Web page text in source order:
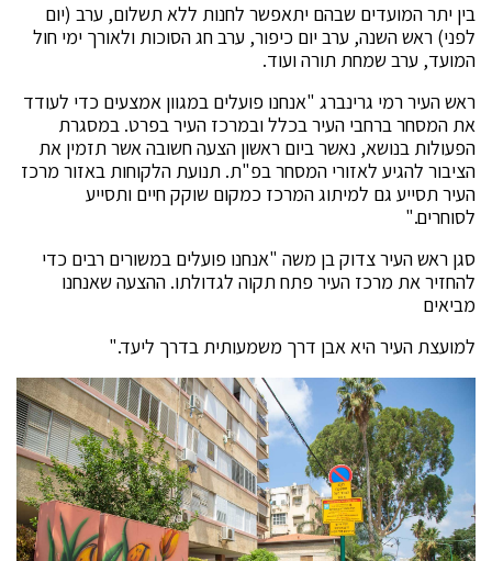
בין יתר המועדים שבהם יתאפשר לחנות ללא תשלום, ערב (יום
לפני) ראש השנה, ערב יום כיפור, ערב חג הסוכות ולאורך ימי חול
המועד, ערב שמחת תורה ועוד.
ראש העיר רמי גרינברג "אנחנו פועלים במגוון אמצעים כדי לעודד
את המסחר ברחבי העיר בכלל ובמרכז העיר בפרט. במסגרת
הפעולות בנושא, נאשר ביום ראשון הצעה חשובה אשר תזמין את
הציבור להגיע לאזורי המסחר בפ"ת. תנועת הלקוחות באזור מרכז
העיר תסייע גם למיתוג המרכז כמקום שוקק חיים ותסייע
לסוחרים."
סגן ראש העיר צדוק בן משה "אנחנו פועלים במשורים רבים כדי
להחזיר את מרכז העיר פתח תקוה לגדולתו. ההצעה שאנחנו
מביאים
למועצת העיר היא אבן דרך משמעותית בדרך ליעד."